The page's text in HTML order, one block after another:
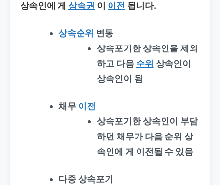
상속인에 게 상속권 이 이전 됩니다.
상속순위 변동
상속포기한 상속인을 제외
하고 다음 순위 상속인이
상속인이 됨
채무 이전
상속포기한 상속인이 부담
하던 채무가 다음 순위 상
속인에 게 이전될 수 있음
다중 상속포기